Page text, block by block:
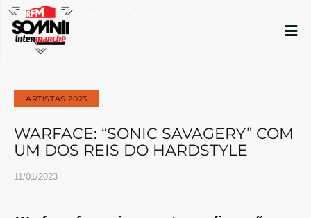
ARTISTAS 2023
WARFACE: “SONIC SAVAGERY” COM
UM DOS REIS DO HARDSTYLE
11/01/2023